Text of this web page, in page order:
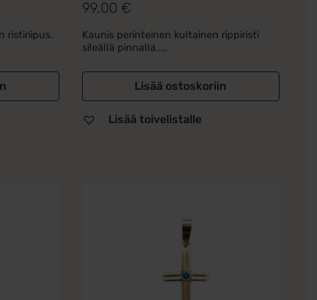
ristiriipus.
99,00 €
Kaunis perinteinen kultainen rippiristi
sileällä pinnalla....
Lisää ostoskoriin
Lisää toivelistalle